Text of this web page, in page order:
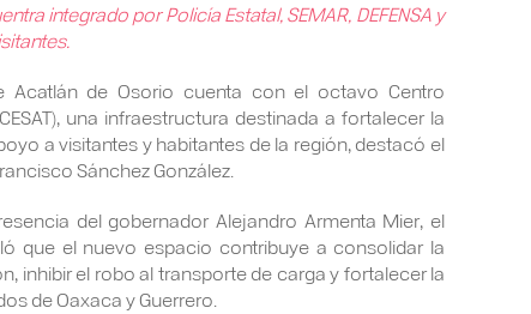
integrado por Policía Estatal, SEMAR, DEFENSA y
Acatlán de Osorio cuenta con el octavo Centro
una infraestructura destinada a fortalecer la
a visitantes y habitantes de la región, destacó el
Sánchez González.
del gobernador Alejandro Armenta Mier, el
que el nuevo espacio contribuye a consolidar la
inhibir el robo al transporte de carga y fortalecer la
de Oaxaca y Guerrero.